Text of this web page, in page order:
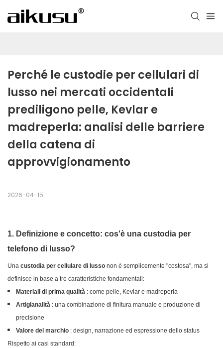
Perché le custodie per cellulari di
lusso nei mercati occidentali
prediligono pelle, Kevlar e
madreperla: analisi delle barriere
della catena di
approvvigionamento
2026-04-15
1. Definizione e concetto: cos'è una custodia per
telefono di lusso?
Una custodia per cellulare di lusso non è semplicemente "costosa", ma si
definisce in base a tre caratteristiche fondamentali:
Materiali di prima qualità: come pelle, Kevlar e madreperla
Artigianalità: una combinazione di finitura manuale e produzione di
precisione
Valore del marchio: design, narrazione ed espressione dello status
Rispetto ai casi standard: